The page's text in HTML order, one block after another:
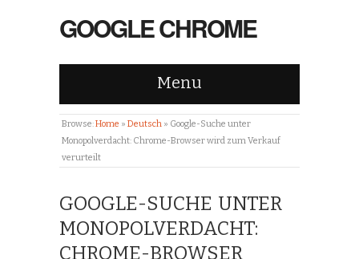
GOOGLE CHROME
Menu
Browse:Home » Deutsch » Google-Suche unter
Monopolverdacht: Chrome-Browser wird zum Verkauf
verurteilt
GOOGLE-SUCHE UNTER
MONOPOLVERDACHT:
CHROME-BROWSER